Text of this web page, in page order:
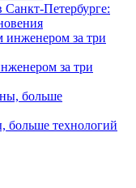
Петербурге:
за три
больше технологий